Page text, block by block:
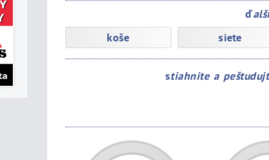
ď
koše
siete
stiahnite a